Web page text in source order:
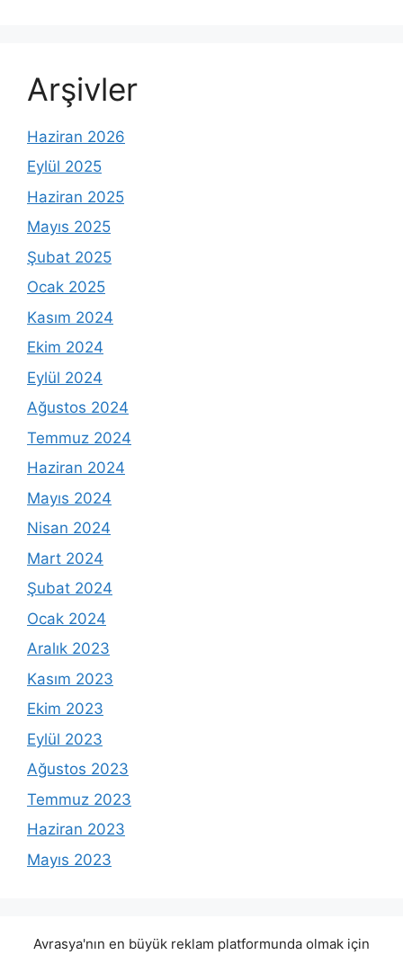
Arşivler
Haziran 2026
Eylül 2025
Haziran 2025
Mayıs 2025
Şubat 2025
Ocak 2025
Kasım 2024
Ekim 2024
Eylül 2024
Ağustos 2024
Temmuz 2024
Haziran 2024
Mayıs 2024
Nisan 2024
Mart 2024
Şubat 2024
Ocak 2024
Aralık 2023
Kasım 2023
Ekim 2023
Eylül 2023
Ağustos 2023
Temmuz 2023
Haziran 2023
Mayıs 2023
Avrasya'nın en büyük reklam platformunda olmak için